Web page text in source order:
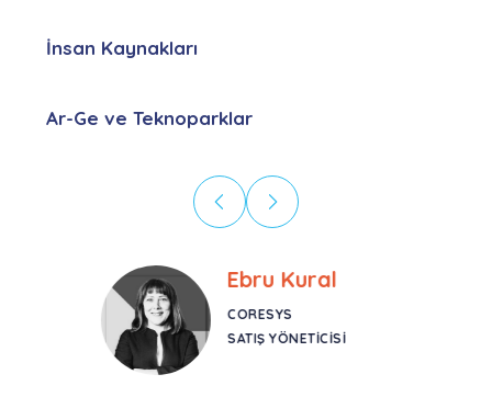
İnsan Kaynakları
Ar-Ge ve Teknoparklar
Ebru Kural
CORESYS
SATIŞ YÖNETICISI